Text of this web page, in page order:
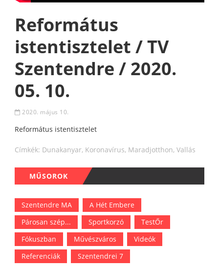
Református
istentisztelet / TV
Szentendre / 2020.
05. 10.
2020. május 10.
Református istentisztelet
Címkék: Dunakanyar, Koronavírus, Maradjotthon, Vallás
MŰSOROK
Szentendre MA
A Hét Embere
Párosan szép...
Sportkorzó
TestŐr
Fókuszban
Művészváros
Videók
Referenciák
Szentendrei 7